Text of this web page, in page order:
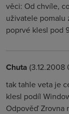
věci: Od chvíle,
uživatele pomalu
poprvé klesl pod
Chuta (3.12.2008
tak tahle veta je
klesl podíl
Odpověď Zrovna